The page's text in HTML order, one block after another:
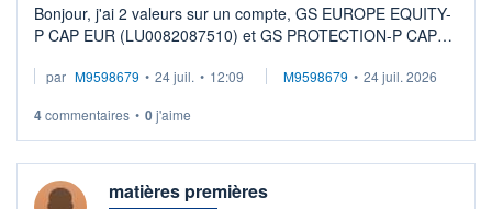
Bonjour, j'ai 2 valeurs sur un compte, GS EUROPE EQUITY-
P CAP EUR (LU0082087510) et GS PROTECTION-P CAP
veux procéder à la vente, on me signale ...
par M9598679 • 24 juil. • 12:09 M9598679 • 24 juil. 2026
4commentaires • 0j'aime
matières premières